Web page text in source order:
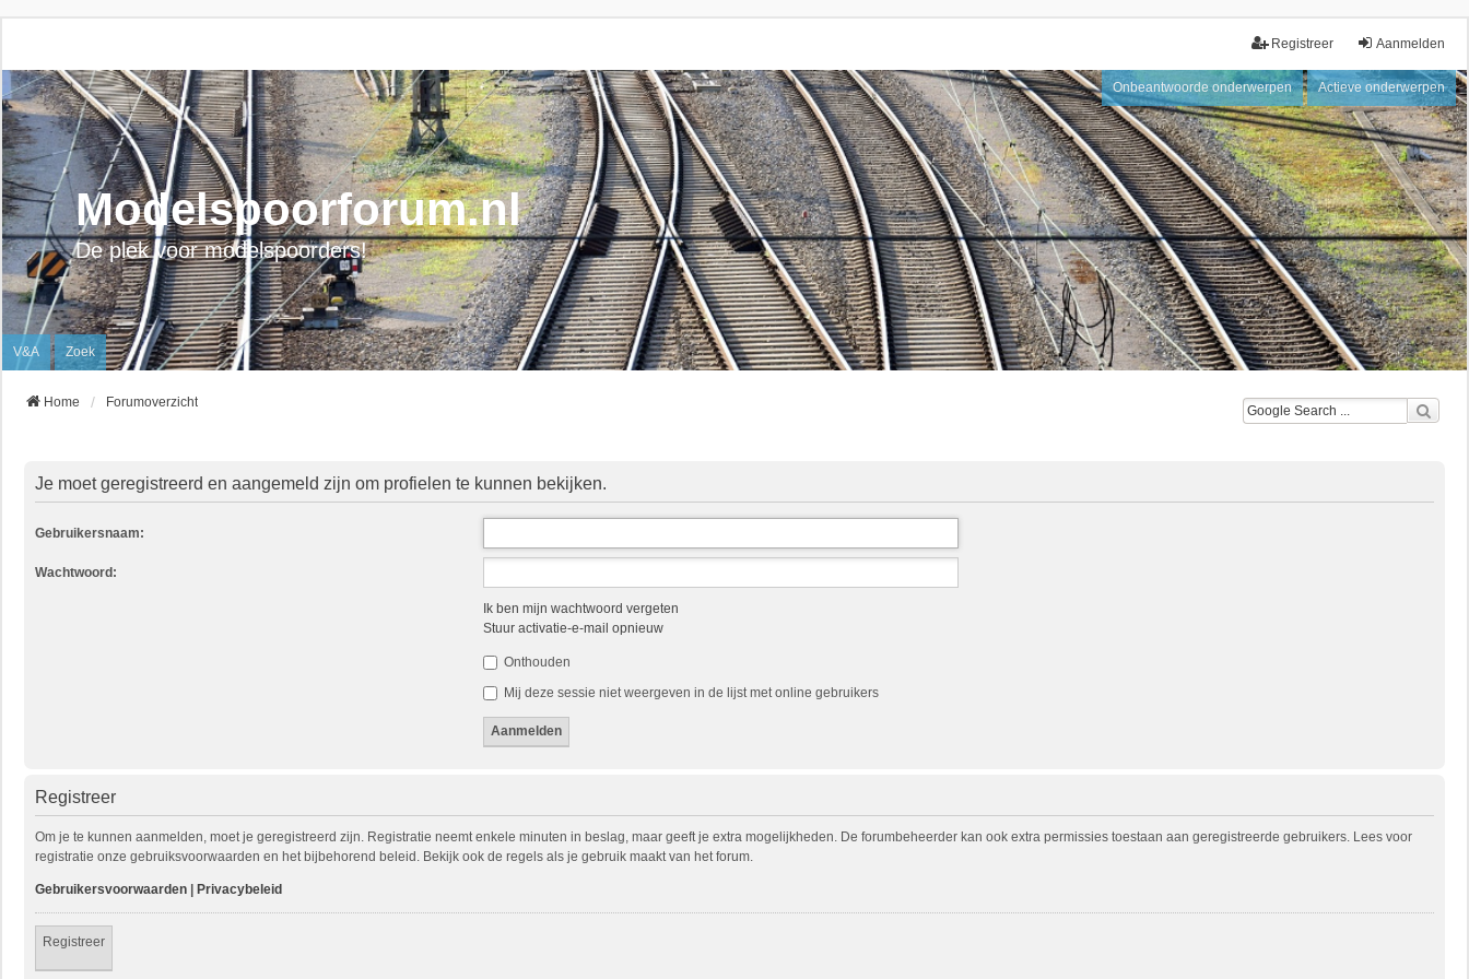
Aanmelden
Registreer
Onbeantwoorde onderwerpen Actieve onderwerpen
Modelspoorforum.nl
De plek voor modelspoorders!
V&A Zoek
Home Forumoverzicht
Je moet geregistreerd en aangemeld zijn om profielen te kunnen bekijken.
Gebruikersnaam:
Wachtwoord:
Ik ben mijn wachtwoord vergeten
Stuur activatie-e-mail opnieuw
Onthouden
Mij deze sessie niet weergeven in de lijst met online gebruikers
Registreer
Om je te kunnen aanmelden, moet je geregistreerd zijn. Registratie neemt enkele minuten in beslag, maar geeft je extra mogelijkheden. De forumbeheerder kan ook extra permissies toestaan aan geregistreerde gebruikers. Lees voor
registratie onze gebruiksvoorwaarden en het bijbehorend beleid. Bekijk ook de regels als je gebruik maakt van het forum.
Gebruikersvoorwaarden | Privacybeleid
Registreer